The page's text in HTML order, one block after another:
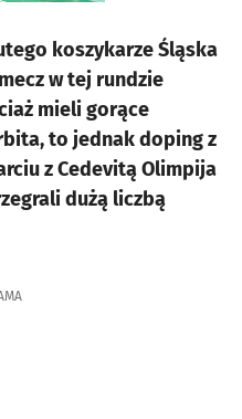
koszykarze Śląska
w tej rundzie
mieli gorące
to jednak doping z
z Cedevitą Olimpija
dużą liczbą